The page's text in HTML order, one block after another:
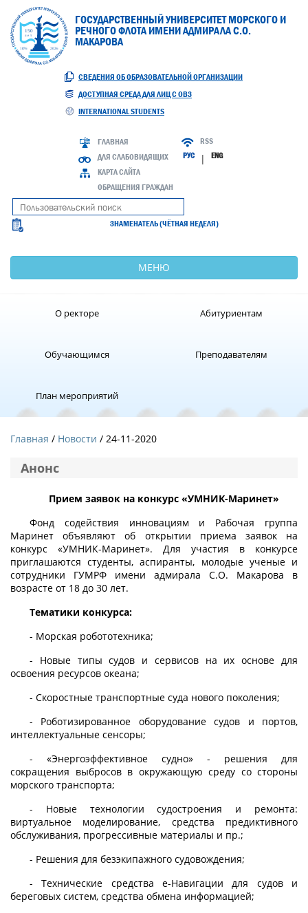
ГОСУДАРСТВЕННЫЙ УНИВЕРСИТЕТ МОРСКОГО И
РЕЧНОГО ФЛОТА ИМЕНИ АДМИРАЛА С.О.
МАКАРОВА
СВЕДЕНИЯ ОБ ОБРАЗОВАТЕЛЬНОЙ ОРГАНИЗАЦИИ
ДОСТУПНАЯ СРЕДА ДЛЯ ЛИЦ С ОВЗ
INTERNATIONAL STUDENTS
ГЛАВНАЯ
ДЛЯ СЛАБОВИДЯЩИХ
КАРТА САЙТА
ОБРАЩЕНИЯ ГРАЖДАН
RSS
РУС | ENG
ЗНАМЕНАТЕЛЬ (ЧЁТНАЯ НЕДЕЛЯ)
МЕНЮ
О ректоре Абитуриентам
Обучающимся Преподавателям
План мероприятий
Главная Новости / 24-11-2020
Анонс
Прием заявок на конкурс «УМНИК-Маринет»
Фонд содействия инновациям и Рабочая группа
Маринет объявляют об открытии приема заявок на
конкурс «УМНИК-Маринет». Для участия в конкурсе
приглашаются студенты, аспиранты, молодые ученые и
сотрудники ГУМРФ имени адмирала С.О. Макарова в
возрасте от 18 до 30 лет.
Тематики конкурса:
- Морская робототехника;
- Новые типы судов и сервисов на их основе для
освоения ресурсов океана;
- Скоростные транспортные суда нового поколения;
- Роботизированное оборудование судов и портов,
интеллектуальные сенсоры;
- «Энергоэффективное судно» - решения для
сокращения выбросов в окружающую среду со стороны
морского транспорта;
- Новые технологии судостроения и ремонта:
виртуальное моделирование, средства предиктивного
обслуживания, прогрессивные материалы и пр.;
- Решения для безэкипажного судовождения;
- Технические средства е-Навигации для судов и
береговых систем, средства обмена информацией;